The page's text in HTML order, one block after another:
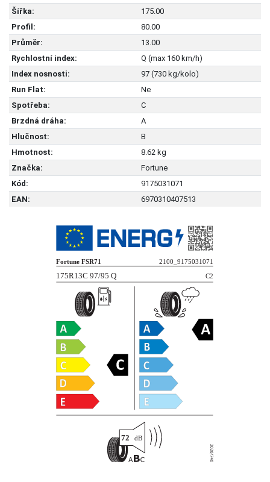
Šířka:
175.00
Profil:
80.00
Průměr:
13.00
Rychlostní index:
Q (max 160 km/h)
Index nosnosti:
97 (730 kg/kolo)
Run Flat:
Ne
Spotřeba:
C
Brzdná dráha:
A
Hlučnost:
B
Hmotnost:
8.62 kg
Značka:
Fortune
Kód:
9175031071
EAN:
6970310407513